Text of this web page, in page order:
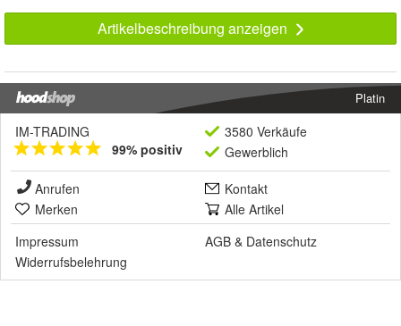
Artikelbeschreibung anzeigen
Platin
IM-TRADING
99% positiv
3580 Verkäufe
Gewerblich
Anrufen
Kontakt
Merken
Alle Artikel
Impressum
AGB & Datenschutz
Widerrufsbelehrung